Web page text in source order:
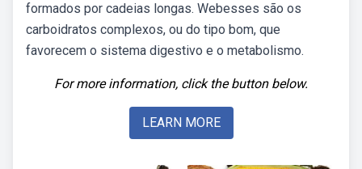
formados por cadeias longas. Webesses são os
carboidratos complexos, ou do tipo bom, que
favorecem o sistema digestivo e o metabolismo.
For more information, click the button below.
LEARN MORE